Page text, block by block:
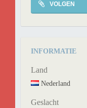
VOLGEN
INFORMATIE
Land
Nederland
Geslacht